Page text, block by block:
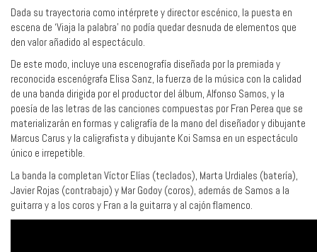
Dada su trayectoria como intérprete y director escénico, la puesta en
escena de ‘Viaja la palabra’ no podía quedar desnuda de elementos que
den valor añadido al espectáculo.
De este modo, incluye una escenografía diseñada por la premiada y
reconocida escenógrafa Elisa Sanz, la fuerza de la música con la calidad
de una banda dirigida por el productor del álbum, Alfonso Samos, y la
poesía de las letras de las canciones compuestas por Fran Perea que se
materializarán en formas y caligrafía de la mano del diseñador y dibujante
Marcus Carus y la caligrafista y dibujante Koi Samsa en un espectáculo
único e irrepetible.
La banda la completan Víctor Elías (teclados), Marta Urdiales (batería),
Javier Rojas (contrabajo) y Mar Godoy (coros), además de Samos a la
guitarra y a los coros y Fran a la guitarra y al cajón flamenco.